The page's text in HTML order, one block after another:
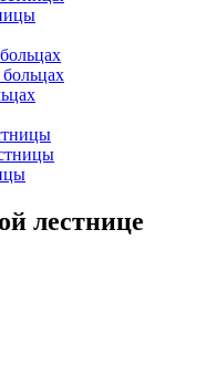
лестнице